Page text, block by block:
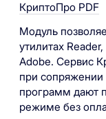
КриптоПро PDF
Модуль
утилитах
Adobe. Сервис
при сопряжении
программ дают
режиме без